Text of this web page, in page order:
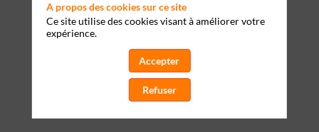
Effacer tous les filtres
A propos des cookies sur ce site
Ce site utilise des cookies visant à améliorer votre
expérience.
Accepter
Refuser